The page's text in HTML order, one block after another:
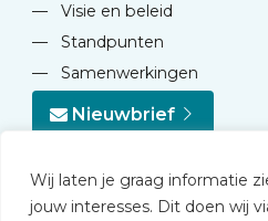
Wij laten je graag informatie
jouw interesses. Dit doen wij
—
Visie en beleid
—
Standpunten
—
Samenwerkingen
Nieuwbrief